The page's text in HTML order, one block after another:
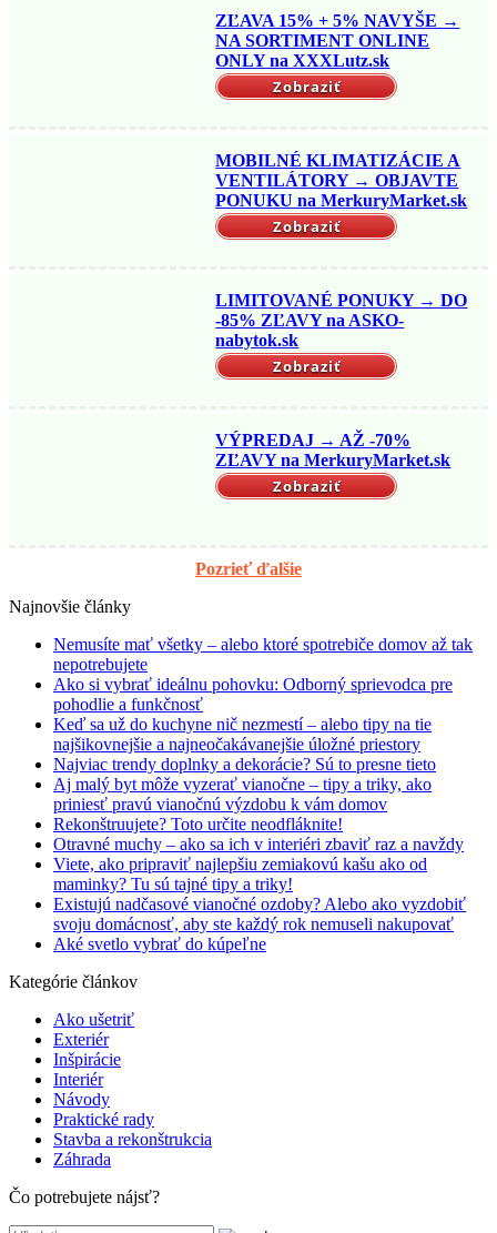
ZĽAVA 15% + 5% NAVYŠE →
NA SORTIMENT ONLINE
ONLY na XXXLutz.sk
Zobraziť
MOBILNÉ KLIMATIZÁCIE A
VENTILÁTORY → OBJAVTE
PONUKU na MerkuryMarket.sk
Zobraziť
LIMITOVANÉ PONUKY → DO
-85% ZĽAVY na ASKO-
nabytok.sk
Zobraziť
VÝPREDAJ → AŽ -70%
ZĽAVY na MerkuryMarket.sk
Zobraziť
Pozrieť ďalšie
Najnovšie články
Nemusíte mať všetky – alebo ktoré spotrebiče domov až tak
nepotrebujete
Ako si vybrať ideálnu pohovku: Odborný sprievodca pre
pohodlie a funkčnosť
Keď sa už do kuchyne nič nezmestí – alebo tipy na tie
najšikovnejšie a najneočakávanejšie úložné priestory
Najviac trendy doplnky a dekorácie? Sú to presne tieto
Aj malý byt môže vyzerať vianočne – tipy a triky, ako
priniesť pravú vianočnú výzdobu k vám domov
Rekonštruujete? Toto určite neodfláknite!
Otravné muchy – ako sa ich v interiéri zbaviť raz a navždy
Viete, ako pripraviť najlepšiu zemiakovú kašu ako od
maminky? Tu sú tajné tipy a triky!
Existujú nadčasové vianočné ozdoby? Alebo ako vyzdobiť
svoju domácnosť, aby ste každý rok nemuseli nakupovať
Aké svetlo vybrať do kúpeľne
Kategórie článkov
Ako ušetriť
Exteriér
Inšpirácie
Interiér
Návody
Praktické rady
Stavba a rekonštrukcia
Záhrada
Čo potrebujete nájsť?